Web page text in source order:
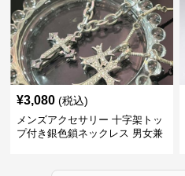
¥3,080 (税込)
メンズアクセサリー 十字架トッ
プ付き銀色鎖ネックレス 男女兼